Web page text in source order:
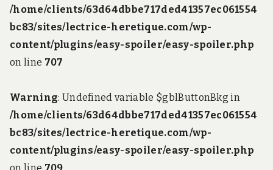
/home/clients/63d64dbbe717ded41357ec061554
bc83/sites/lectrice-heretique.com/wp-
content/plugins/easy-spoiler/easy-spoiler.php
on line 707
Warning: Undefined variable $gblButtonBkg in
/home/clients/63d64dbbe717ded41357ec061554
bc83/sites/lectrice-heretique.com/wp-
content/plugins/easy-spoiler/easy-spoiler.php